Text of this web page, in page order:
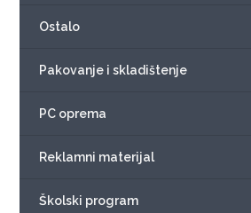
Ostalo
Pakovanje i skladištenje
PC oprema
Reklamni materijal
Školski program